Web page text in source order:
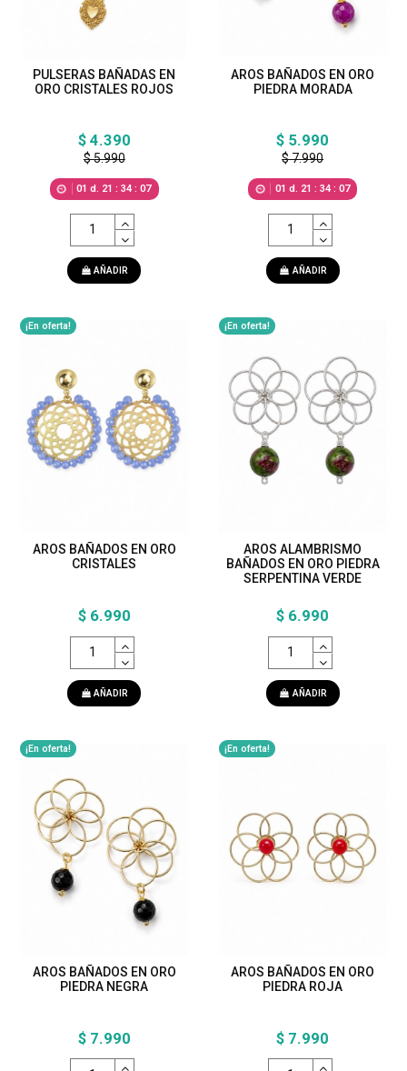
PULSERAS BAÑADAS EN
ORO CRISTALES ROJOS
$ 4.390
$ 5.990
01 d. 21 :34 :05
AÑADIR
AROS BAÑADOS EN ORO
PIEDRA MORADA
$ 5.990
$ 7.990
01 d. 21 : 34: 05
AÑADIR
¡En oferta!
AROS BAÑADOS EN ORO
CRISTALES
$ 6.990
AÑADIR
¡En oferta!
AROS ALAMBRISMO
BAÑADOS EN ORO PIEDRA
SERPENTINA VERDE
$ 6.990
AÑADIR
¡En oferta!
AROS BAÑADOS EN ORO
PIEDRA NEGRA
$ 7.990
¡En oferta!
AROS BAÑADOS EN ORO
PIEDRA ROJA
$ 7.990